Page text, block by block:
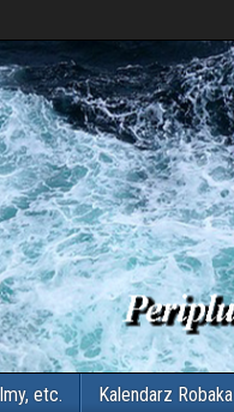
etc. Kalendarz Robaka